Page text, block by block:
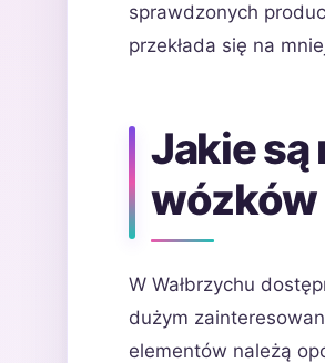
sprawdzonych
przekłada się na
Jakie są
wózków
W Wałbrzychu
dużym
elementów należą